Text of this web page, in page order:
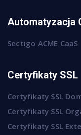
Automatyzacja
Sectigo ACME CaaS
Certyfikaty SSL
Certyfikaty SSL
Certyfikaty SSL
Certyfikaty SSL